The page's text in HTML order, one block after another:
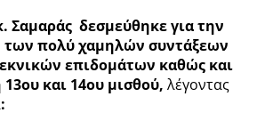
Σαμαράς δεσμεύθηκε για την
των πολύ χαμηλών συντάξεων
επιδομάτων καθώς και
και 14ου μισθού, λέγοντας
: